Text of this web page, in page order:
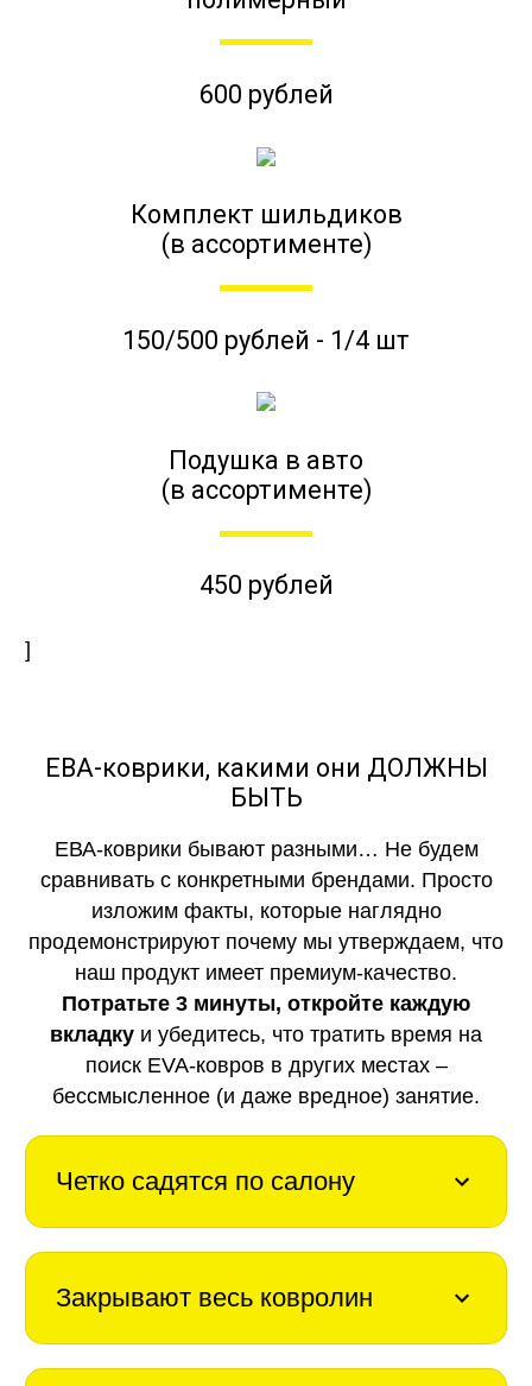
600 рублей
Комплект шильдиков
(в ассортименте)
150/500 рублей - 1/4 шт
Подушка в авто
(в ассортименте)
450 рублей
]
ЕВА-коврики, какими они ДОЛЖНЫ
БЫТЬ
ЕВА-коврики бывают разными… Не будем
сравнивать с конкретными брендами. Просто
изложим факты, которые наглядно
продемонстрируют почему мы утверждаем, что
наш продукт имеет премиум-качество.
Потратьте 3 минуты, откройте каждую
вкладку и убедитесь, что тратить время на
поиск EVA-ковров в других местах –
бессмысленное (и даже вредное) занятие.
Четко садятся по салону
Закрывают весь ковролин